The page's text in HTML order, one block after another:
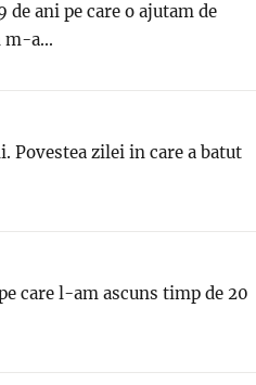
de ani pe care o ajutam de
m-a...
Povestea zilei in care a batut
care l-am ascuns timp de 20